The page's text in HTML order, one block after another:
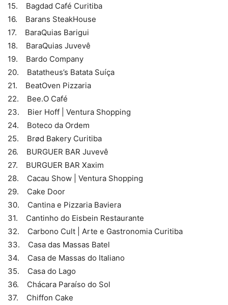
15. Bagdad Café Curitiba
16. Barans SteakHouse
17. BaraQuias Barigui
18. BaraQuias Juvevê
19. Bardo Company
20. Batatheus’s Batata Suíça
21. BeatOven Pizzaria
22. Bee.O Café
23. Bier Hoff | Ventura Shopping
24. Boteco da Ordem
25. Brød Bakery Curitiba
26. BURGUER BAR Juvevê
27. BURGUER BAR Xaxim
28. Cacau Show | Ventura Shopping
29. Cake Door
30. Cantina e Pizzaria Baviera
31. Cantinho do Eisbein Restaurante
32. Carbono Cult | Arte e Gastronomia Curitiba
33. Casa das Massas Batel
34. Casa de Massas do Italiano
35. Casa do Lago
36. Chácara Paraíso do Sol
37. Chiffon Cake